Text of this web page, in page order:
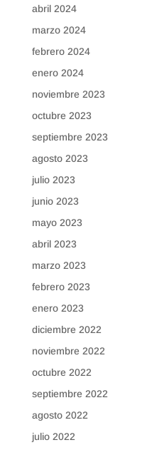
abril 2024
marzo 2024
febrero 2024
enero 2024
noviembre 2023
octubre 2023
septiembre 2023
agosto 2023
julio 2023
junio 2023
mayo 2023
abril 2023
marzo 2023
febrero 2023
enero 2023
diciembre 2022
noviembre 2022
octubre 2022
septiembre 2022
agosto 2022
julio 2022